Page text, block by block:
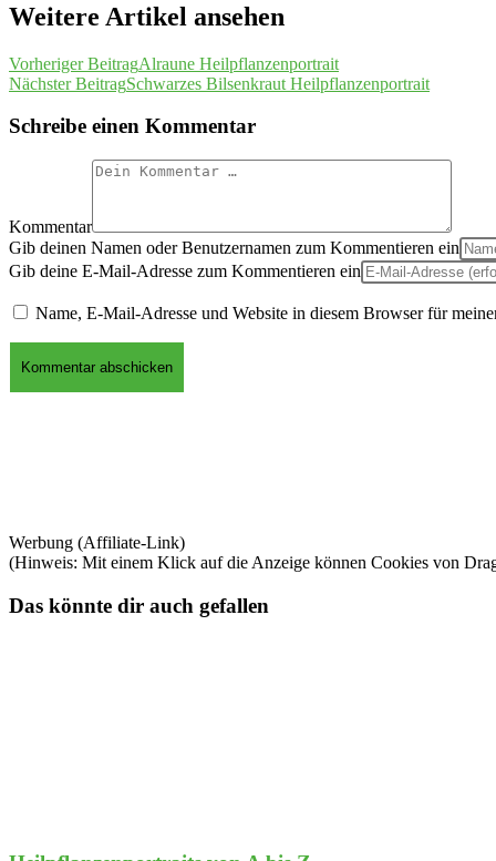
Weitere Artikel ansehen
Vorheriger BeitragAlraune Heilpflanzenportrait
Nächster BeitragSchwarzes Bilsenkraut Heilpflanzenportrait
Schreibe einen Kommentar
Kommentar
Gib deinen Namen oder Benutzernamen zum Kommentieren ein
Gib deine E-Mail-Adresse zum Kommentieren ein
Name, E-Mail-Adresse und Website in diesem Browser für
Werbung (Affiliate-Link)
(Hinweis: Mit einem Klick auf die Anzeige können Cookies von
Das könnte dir auch gefallen